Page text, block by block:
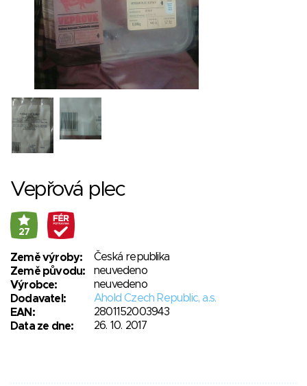
Vepřová plec
27
Země výroby:
Česká republika
Země původu:
neuvedeno
Výrobce:
neuvedeno
Dodavatel:
Ahold Czech Republic, a.s.
EAN:
2801152003943
Data ze dne:
26. 10. 2017